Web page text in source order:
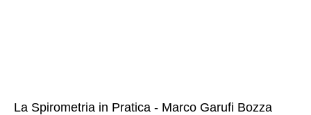
La Spirometria in Pratica - Marco Garufi Bozza